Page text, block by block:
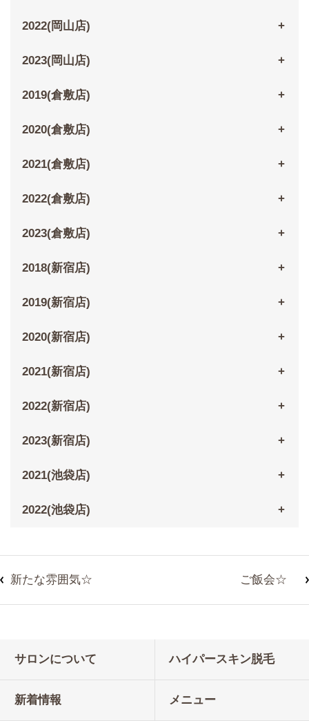
2022(岡山店)
2023(岡山店)
2019(倉敷店)
2020(倉敷店)
2021(倉敷店)
2022(倉敷店)
2023(倉敷店)
2018(新宿店)
2019(新宿店)
2020(新宿店)
2021(新宿店)
2022(新宿店)
2023(新宿店)
2021(池袋店)
2022(池袋店)
新たな雰囲気☆ ご飯会☆
サロンについて ハイパースキン脱毛
新着情報 メニュー